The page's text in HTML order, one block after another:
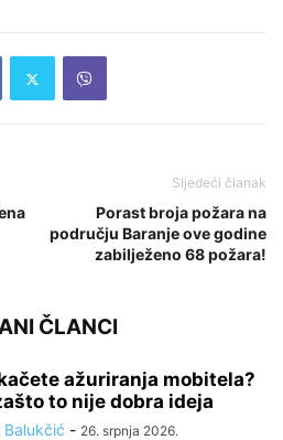
Sljedeći članak
Porast broja požara na
području Baranje ove godine
zabilježeno 68 požara!
ČLANCI
ažuriranja mobitela?
to nije dobra ideja
Balukčić - 26. srpnja 2026.